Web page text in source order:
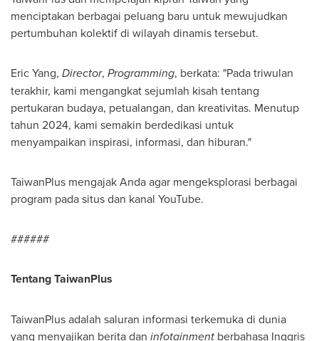
menciptakan berbagai peluang baru untuk mewujudkan
pertumbuhan kolektif di wilayah dinamis tersebut.
Eric Yang, Director, Programming, berkata: "Pada triwulan
terakhir, kami mengangkat sejumlah kisah tentang
pertukaran budaya, petualangan, dan kreativitas. Menutup
tahun 2024, kami semakin berdedikasi untuk
menyampaikan inspirasi, informasi, dan hiburan."
TaiwanPlus mengajak Anda agar mengeksplorasi berbagai
program pada situs dan kanal YouTube.
######
Tentang TaiwanPlus
TaiwanPlus adalah saluran informasi terkemuka di dunia
yang menyajikan berita dan infotainment berbahasa Inggris